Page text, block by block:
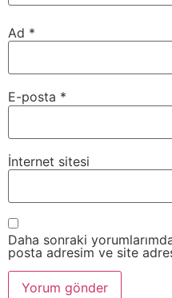
Ad *
E-posta *
İnternet sitesi
Daha sonraki
posta adresim ve site